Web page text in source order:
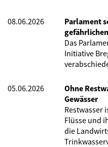
08.06.2026
Parlament
Das
Initiative
05.06.2026
Ohne
Gewässer
Restwasser
Flüsse und
die